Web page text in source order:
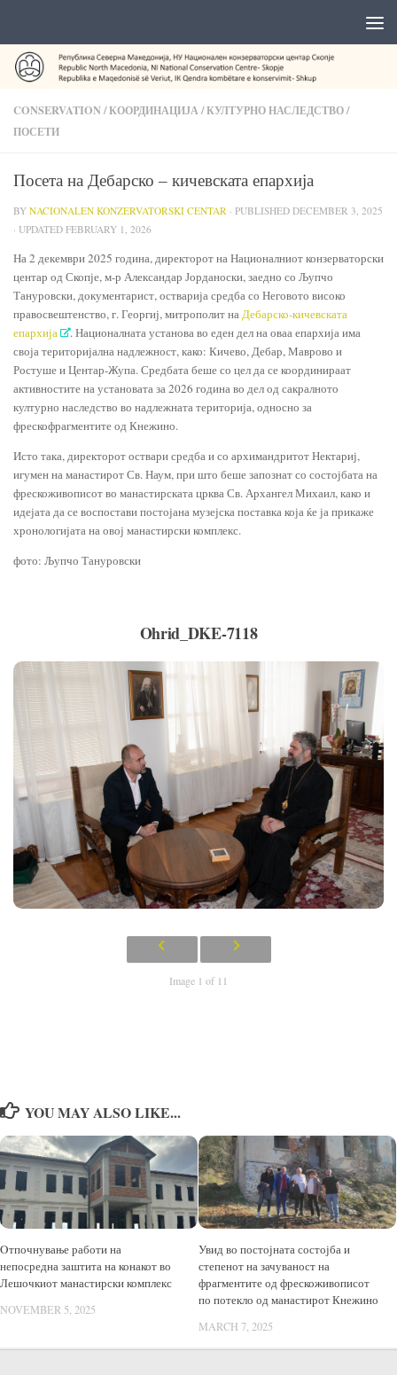
CONSERVATION /КООРДИНАЦИЈА/КУЛТУРНО НАСЛЕДСТВО/
ПОСЕТИ
Посета на Дебарско – кичевската епархија
BY NACIONALEN KONZERVATORSKI CENTAR · PUBLISHED DECEMBER 3, 2025
· UPDATED FEBRUARY 1, 2026
На 2 декември 2025 година, директорот на Националниот конзерваторски
центар од Скопје, м-р Александар Јорданоски, заедно со Љупчо
Тануровски, документарист, остварија средба со Неговото високо
правосвештенство, г. Георгиј, митрополит наДебарско-кичевската
епархија
. Националната установа во еден дел на оваа епархија има
своја територијална надлежност, како: Кичево, Дебар, Маврово и
Ростуше и Центар-Жупа. Средбата беше со цел да се координираат
активностите на установата за 2026 година во дел од сакралното
културно наследство во надлежната територија, односно за
фрескофрагментите од Кнежино.
Исто така, директорот оствари средба и со архимандритот Нектариј,
игумен на манастирот Св. Наум, при што беше запознат со состојбата на
фрескоживописот во манастирската црква Св. Архангел Михаил, како и
идејата да се воспостави постојана музејска поставка која ќе ја прикаже
хронологијата на овој манастирски комплекс.
фото: Љупчо Тануровски
Ohrid_DKE-7118
Image 1 of 11
YOU MAY ALSO LIKE...
Oтпочнување работи на
непосредна заштита на конакот во
Лешочкиот манастирски комплекс
NOVEMBER 5, 2025
Увид во постојната состојба и
степенот на зачуваност на
фрагментите од фрескоживописот
по потекло од манастирот Кнежино
MARCH 7, 2025